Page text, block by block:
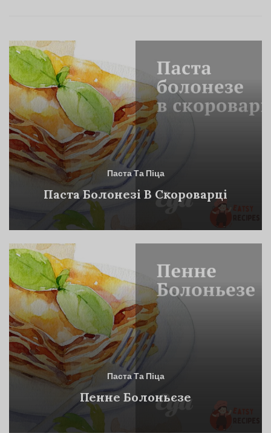
Паста Та Піца
Паста Болонезі В Скороварці
Паста Та Піца
Пенне Болоньєзе